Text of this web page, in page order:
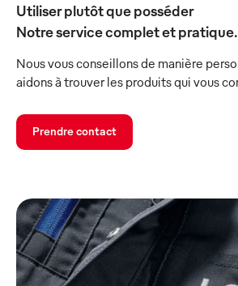
Utiliser plutôt que posséder
Notre service complet et pratique.
Nous vous conseillons de manière
aidons à trouver les produits qui vous
Prendre contact